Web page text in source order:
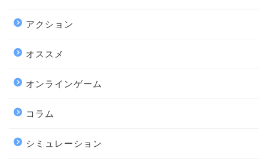
アクション
オススメ
オンラインゲーム
コラム
シミュレーション